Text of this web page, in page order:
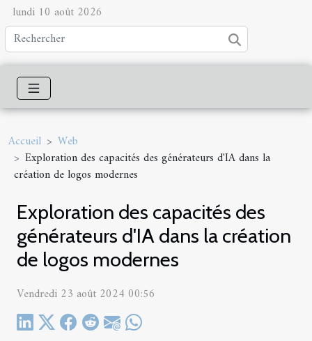
lundi 10 août 2026
Accueil
Web
Exploration des capacités des générateurs d'IA dans la
création de logos modernes
Exploration des capacités des
générateurs d'IA dans la création
de logos modernes
Vendredi 23 août 2024 00:56